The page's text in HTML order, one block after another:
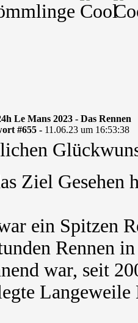
Le Mans 2023 - Das Rennen
#655 - 11.06.23 um 16:53:38
Ziel Gesehen
ein Spitzen
Rennen
war, seit